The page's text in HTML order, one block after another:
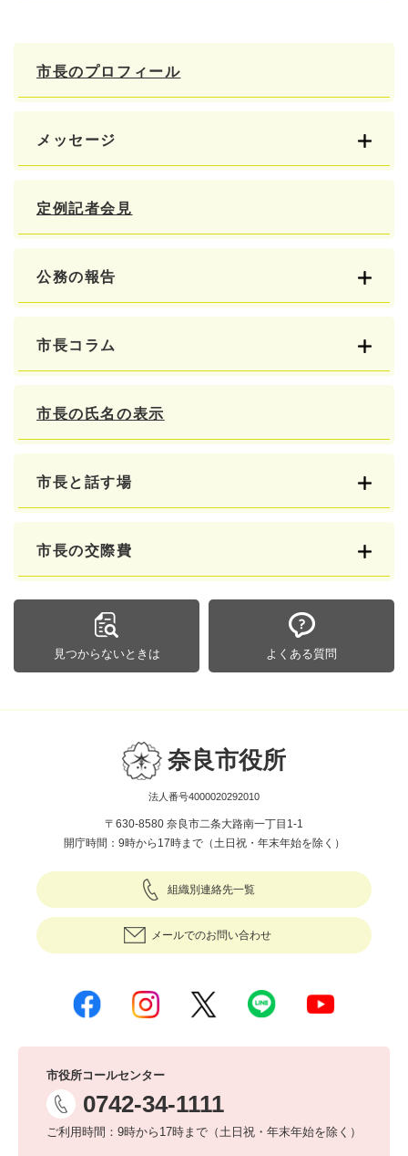
市長のプロフィール
メッセージ
定例記者会見
公務の報告
市長コラム
市長の氏名の表示
市長と話す場
市長の交際費
見つからないときは よくある質問
奈良市役所
法人番号4000020292010
〒630-8580 奈良市二条大路南一丁目1-1
開庁時間：9時から17時まで（土日祝・年末年始を除く）
組織別連絡先一覧
メールでのお問い合わせ
市役所コールセンター
0742-34-1111
ご利用時間：9時から17時まで（土日祝・年末年始を除く）